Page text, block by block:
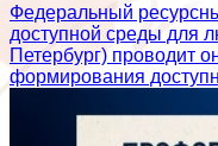
Федеральный
доступной среды для
Петербург) проводит
формирования